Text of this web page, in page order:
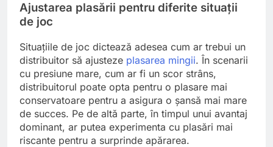
Ajustarea plasării pentru diferite situații
de joc
Situațiile de joc dictează adesea cum ar trebui un
distribuitor să ajusteze plasarea mingii. În scenarii
cu presiune mare, cum ar fi un scor strâns,
distribuitorul poate opta pentru o plasare mai
conservatoare pentru a asigura o șansă mai mare
de succes. Pe de altă parte, în timpul unui avantaj
dominant, ar putea experimenta cu plasări mai
riscante pentru a surprinde apărarea.